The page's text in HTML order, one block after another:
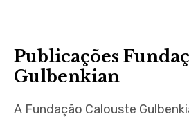
Publicações
Gulbenkian
A Fundação Calouste